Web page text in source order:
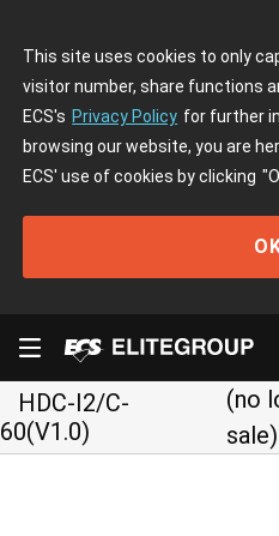
This site uses cookies to only
visitor number, share functions
ECS's Privacy Policy for further
browsing our website, you are
ECS' use of cookies by clicking
HDC-I2/C-
60(V1.0)
(no
sale)